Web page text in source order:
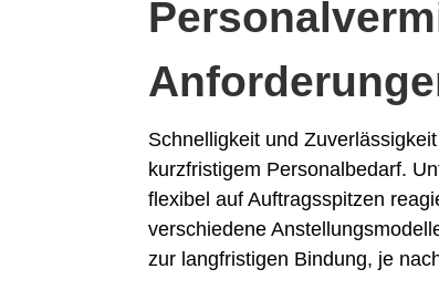
Schnelligkeit und
kurzfristigem Personalbedarf.
flexibel auf Auftragsspitzen
verschiedene
zur langfristigen Bindung, je